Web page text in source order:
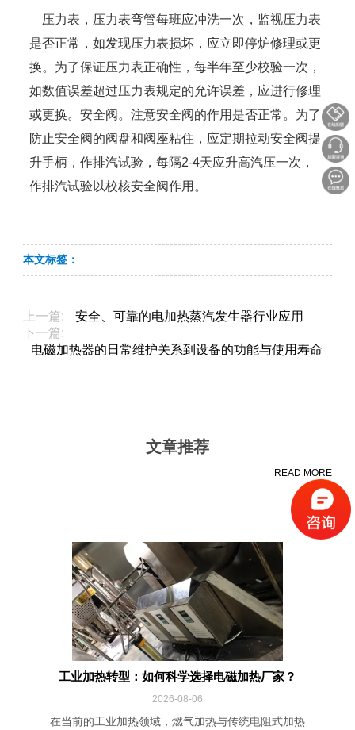
压力表，压力表弯管每班应冲洗一次，监视压力表
是否正常，如发现压力表损坏，应立即停炉修理或更
换。为了保证压力表正确性，每半年至少校验一次，
如数值误差超过压力表规定的允许误差，应进行修理
或更换。安全阀。注意安全阀的作用是否正常。为了
防止安全阀的阀盘和阀座粘住，应定期拉动安全阀提
升手柄，作排汽试验，每隔2-4天应升高汽压一次，
作排汽试验以校核安全阀作用。
本文标签：
上一篇:
安全、可靠的电加热蒸汽发生器行业应用
下一篇:
电磁加热器​的日常维护关系到设备的功能与使用寿命
文章推荐
READ MORE
工业加热转型：如何科学选择电磁加热厂家？
2026-08-06
在当前的工业加热领域，燃气加热与传统电阻式加热